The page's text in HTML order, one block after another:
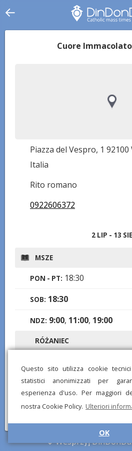
Questo sito utilizza cookie
statistici anonimizzati per
esperienza d'uso. Per maggiori
nostra Cookie Policy. Ulteriori
OK
Cuore
Piazza del Vespro, 1
Italia
Rito romano
0922606372
2 LIP - 13 SIE
MSZE
PON - PT: 18:30
SOB: 18:30
NDZ: 9:00, 11:00, 19:00
RÓŻANIEC
Czy zauważyłeś jakieś błędne lub
nam raport, a postaramy się je jak
Wesprzyj